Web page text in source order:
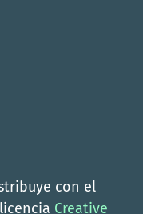
con el
Creative